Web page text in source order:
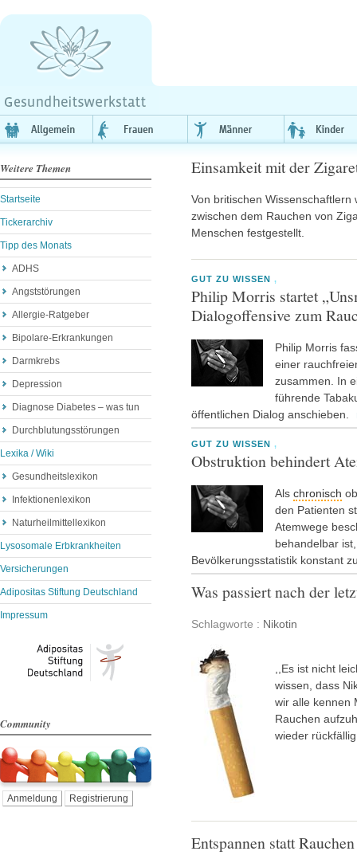
Weitere Themen
Startseite
Tickerarchiv
Tipp des Monats
ADHS
Angststörungen
Allergie-Ratgeber
Bipolare-Erkrankungen
Darmkrebs
Depression
Diagnose Diabetes – was tun
Durchblutungsstörungen
Lexika / Wiki
Gesundheitslexikon
Infektionenlexikon
Naturheilmittellexikon
Lysosomale Erbkrankheiten
Versicherungen
Adipositas Stiftung Deutschland
Impressum
Community
Anmeldung Registrierung
Einsamkeit mit der
Von britischen
zwischen dem Rauchen von
Menschen festgestellt.
GUT ZU WISSEN ,
Philip Morris startet
Dialogoffensive zum
Philip Morris
einer
zusammen. In
führende
öffentlichen Dialog anschieben.
GUT ZU WISSEN ,
Obstruktion behindert
Als chronisch
den Patienten
Atemwege
behandelbar
Bevölkerungsstatistik konstant
Was passiert nach der
Schlagworte : Nikotin
,,Es ist nicht
wissen, dass
wir alle kennen
Rauchen
wieder
Entspannen statt Rauchen